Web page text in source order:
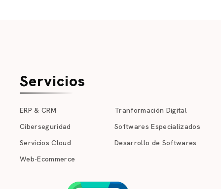
Servicios
ERP & CRM
Ciberseguridad
Servicios Cloud
Web-Ecommerce
Tranformación Digital
Softwares Especializados
Desarrollo de Softwares